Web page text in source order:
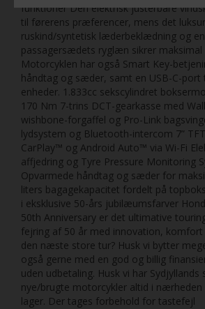
funktioner Den elektrisk justerbare
til førerens præferencer, mens det
ruskind/syntetisk læderbeklædning og
passagersædets ryglæn sikrer
Motorcyklen har også Smart Key-
håndtag og sæder, samt en USB-C-port
enheder. 1.833cc sekscylindret
170 Nm 7-trins DCT-gearkasse med
wishbone-forgaffel og Pro-Link
lydsystem og Bluetooth-intercom 7”
CarPlay™ og Android Auto™ via Wi-Fi
affjedring og Tyre Pressure Monitoring
Opvarmede håndtag og sæder for
liters bagagekapacitet fordelt på
i eksklusive 50-års jubilæumsfarver
50th Anniversary er det ultimative
fejring af 50 år med innovation, komfort
den næste store tur? Husk vi bytter
også gerne med en god og billig
uden udbetaling. Husk vi har Sydjyllands
nye/brugte motorcykler altid i nærheden
lager. Der tages forbehold for tastefejl